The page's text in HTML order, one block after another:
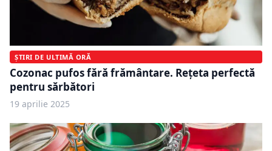
ȘTIRI DE ULTIMĂ ORĂ
Cozonac pufos fără frământare. Rețeta perfectă
pentru sărbători
19 aprilie 2025